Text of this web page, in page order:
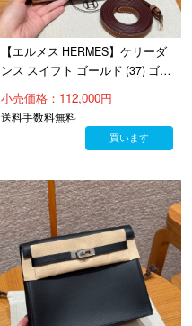
【エルメス HERMES】ケリーダ
ンス スイフト ゴールド (37) ゴー
ルド金具（100％手縫）
小売価格：112,000円
送料手数料無料
買います